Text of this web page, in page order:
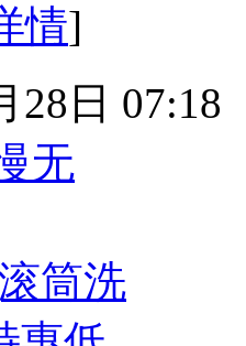
情]
28日 07:18
无